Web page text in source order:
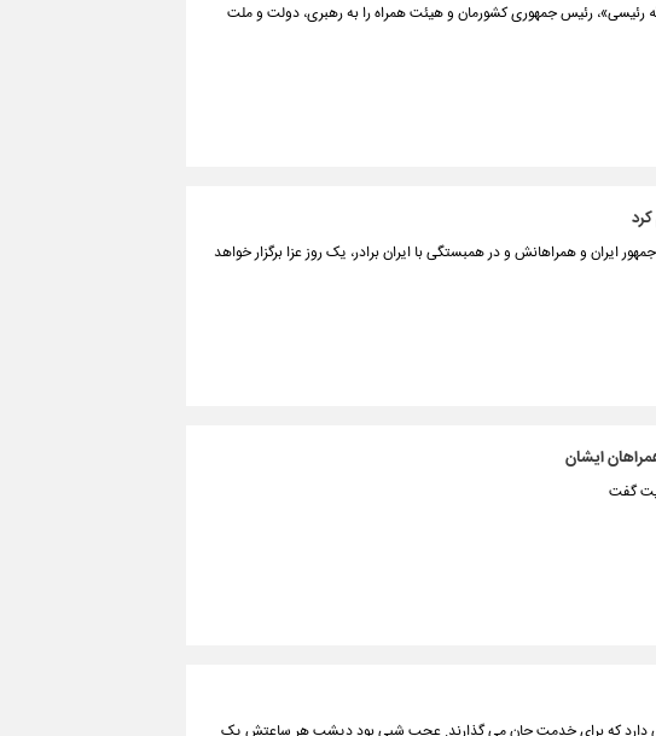
رئیس جمهوری کشورمان و هیئت همراه را به رهبری، دولت و ملت
ایران و همراهانش و در همبستگی با ایران برادر، یک روز عزا برگزار خواهد
ایشان
گفت